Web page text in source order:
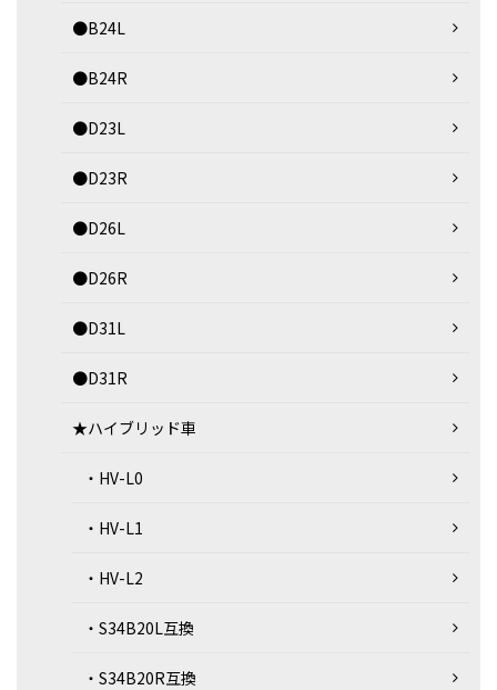
●B24L
●B24R
●D23L
●D23R
●D26L
●D26R
●D31L
●D31R
★ハイブリッド車
・HV-L0
・HV-L1
・HV-L2
・S34B20L互換
・S34B20R互換